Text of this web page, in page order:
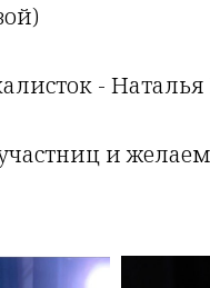
-
и